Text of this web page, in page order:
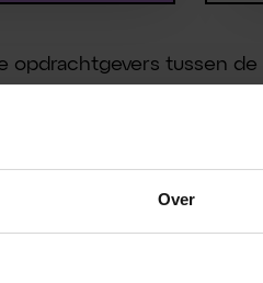
Over
opdrachtgevers tussen
op te blijven
biedt Bambuu